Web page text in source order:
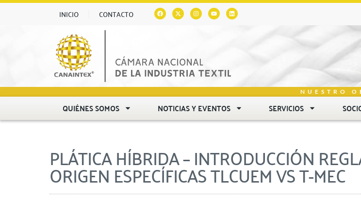
INICIO CONTACTO
NUESTRO
QUIÉNES SOMOS NOTICIAS Y EVENTOS SERVICIOS
PLÁTICA HÍBRIDA – INTRODUCCIÓN
ORIGEN ESPECÍFICAS TLCUEM VS T-MEC